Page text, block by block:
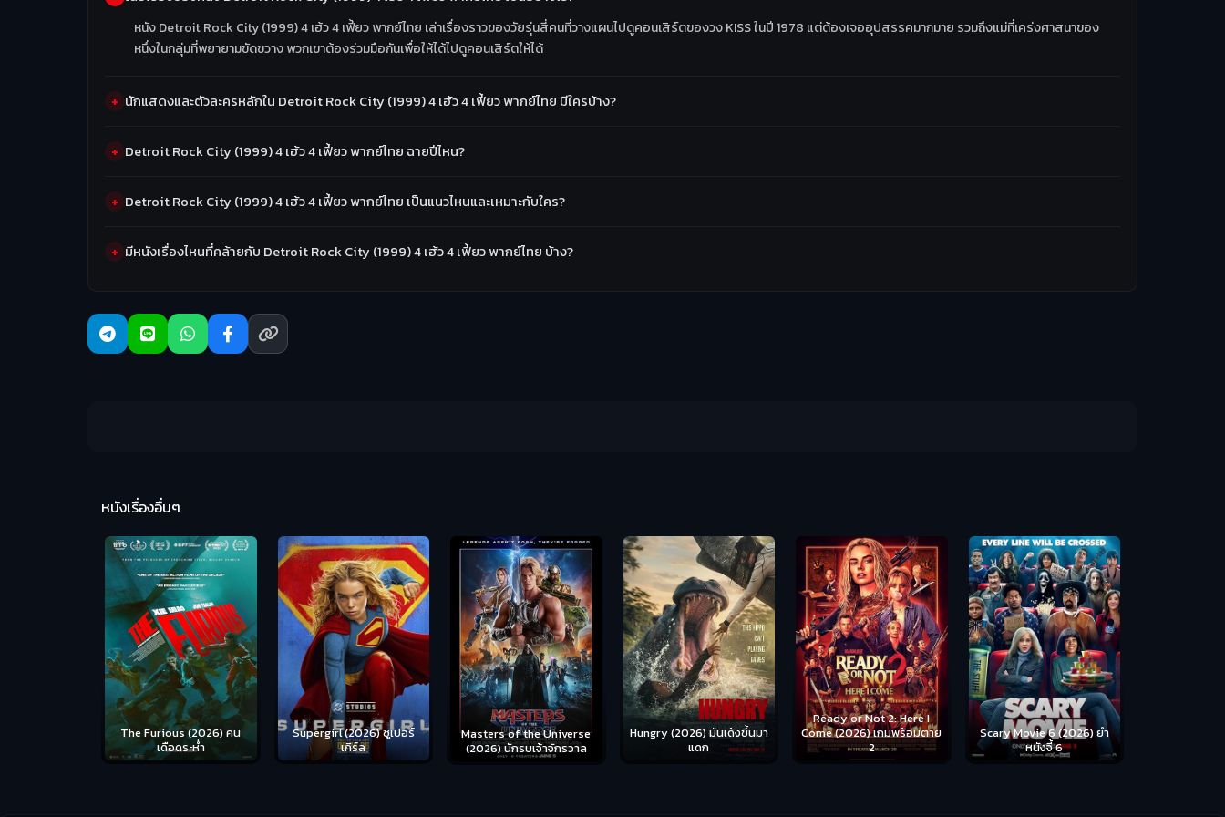
หนัง Detroit Rock City (1999) 4 เฮ้ว 4 เฟี้ยว พากย์ไทย เล่าเรื่องราวของวัยรุ่นสี่คนที่วางแผนไปดูคอนเสิร์ตของวง KISS ในปี 1978 แต่ต้องเจออุปสรรคมากมาย รวมถึงแม่ที่เคร่งศาสนาของ
หนึ่งในกลุ่มที่พยายามขัดขวาง พวกเขาต้องร่วมมือกันเพื่อให้ได้ไปดูคอนเสิร์ตให้ได้
นักแสดงและตัวละครหลักใน Detroit Rock City (1999) 4 เฮ้ว 4 เฟี้ยว พากย์ไทย มีใครบ้าง?
Detroit Rock City (1999) 4 เฮ้ว 4 เฟี้ยว พากย์ไทย ฉายปีไหน?
Detroit Rock City (1999) 4 เฮ้ว 4 เฟี้ยว พากย์ไทย เป็นแนวไหนและเหมาะกับใคร?
มีหนังเรื่องไหนที่คล้ายกับ Detroit Rock City (1999) 4 เฮ้ว 4 เฟี้ยว พากย์ไทย บ้าง?
หนังเรื่องอื่นๆ
Supergirl (2026) ซูเปอร์
เกิร์ล
Masters of the Universe
(2026) นักรบเจ้าจักรวาล
Hungry (2026) มันเด้งขึ้นมา
แดก
Ready or Not 2: Here I
Come (2026) เกมพร้อมตาย
2
Scary Movie 6 (2026) ยำ
หนังจี้ 6